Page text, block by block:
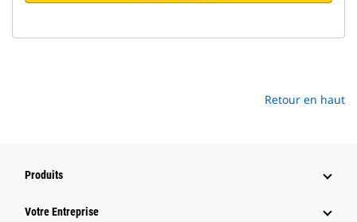
Retour en haut
Produits
Votre Entreprise